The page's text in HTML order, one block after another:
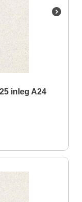
inleg A24